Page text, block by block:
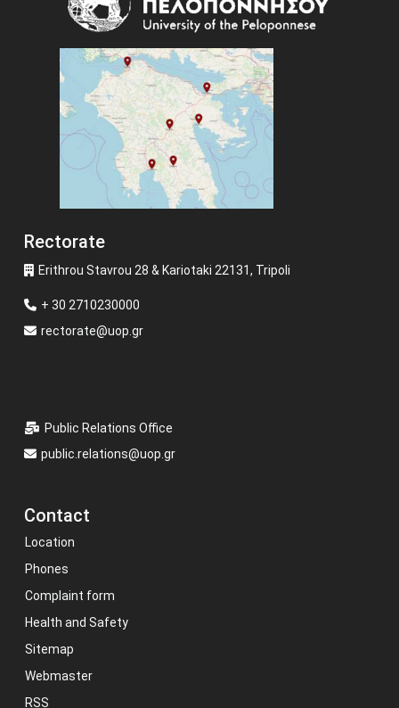
Rectorate
Erithrou Stavrou 28 & Kariotaki 22131, Tripoli
+ 30 2710230000
rectorate@uop.gr
Public Relations Office
public.relations@uop.gr
Contact
Location
Phones
Complaint form
Health and Safety
Sitemap
Webmaster
RSS